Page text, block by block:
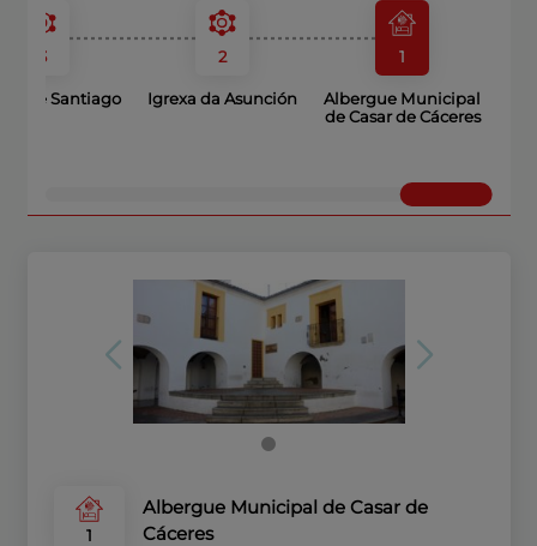
3
de Santiago
2
Igrexa da Asunción
1
Albergue Municipal
de Casar de Cáceres
1
Albergue Municipal de Casar de
Cáceres